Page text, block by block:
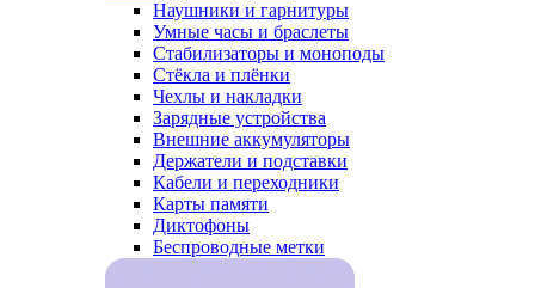
Наушники и гарнитуры
Умные часы и браслеты
Стабилизаторы и моноподы
Стёкла и плёнки
Чехлы и накладки
Зарядные устройства
Внешние аккумуляторы
Держатели и подставки
Кабели и переходники
Карты памяти
Диктофоны
Беспроводные метки